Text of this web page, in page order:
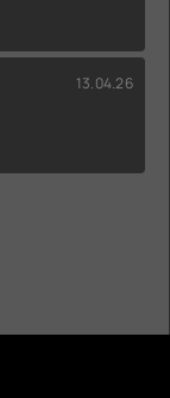
13.04.26